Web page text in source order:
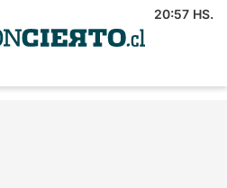
20:57 HS.